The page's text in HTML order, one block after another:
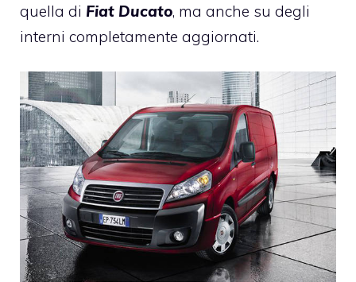
quella di Fiat Ducato, ma anche su degli
interni completamente aggiornati.